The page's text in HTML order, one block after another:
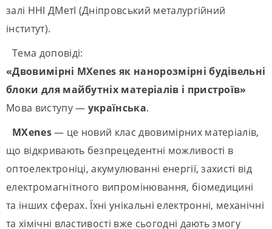
залі ННІ ДМетІ (Дніпровський металургійний
інститут).
Тема доповіді:
«Двовимірні MXenes як нанорозмірні будівельні
блоки для майбутніх матеріалів і пристроїв»
Мова виступу — українська.
MXenes— це новий клас двовимірних матеріалів,
що відкривають безпрецедентні можливості в
оптоелектроніці, акумулюванні енергії, захисті від
електромагнітного випромінювання, біомедицині
та інших сферах. Їхні унікальні електронні, механічні
та хімічні властивості вже сьогодні дають змогу